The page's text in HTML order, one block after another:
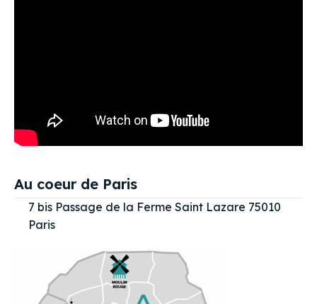
Au coeur de Paris
7 bis Passage de la Ferme Saint Lazare 75010
Paris